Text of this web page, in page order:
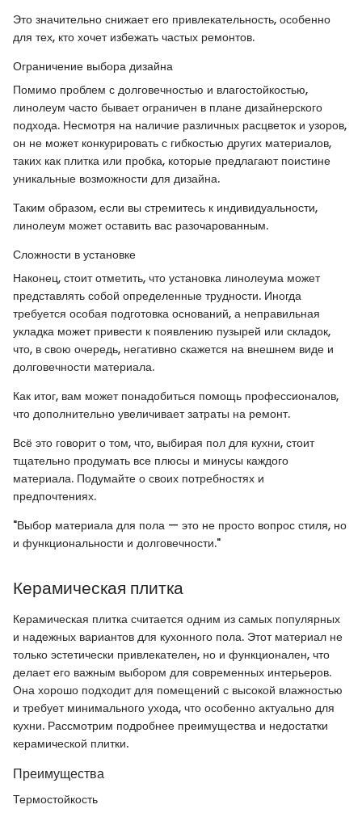
Это значительно снижает его привлекательность, особенно
для тех, кто хочет избежать частых ремонтов.
Ограничение выбора дизайна
Помимо проблем с долговечностью и влагостойкостью,
линолеум часто бывает ограничен в плане дизайнерского
подхода. Несмотря на наличие различных расцветок и узоров,
он не может конкурировать с гибкостью других материалов,
таких как плитка или пробка, которые предлагают поистине
уникальные возможности для дизайна.
Таким образом, если вы стремитесь к индивидуальности,
линолеум может оставить вас разочарованным.
Сложности в установке
Наконец, стоит отметить, что установка линолеума может
представлять собой определенные трудности. Иногда
требуется особая подготовка оснований, а неправильная
укладка может привести к появлению пузырей или складок,
что, в свою очередь, негативно скажется на внешнем виде и
долговечности материала.
Как итог, вам может понадобиться помощь профессионалов,
что дополнительно увеличивает затраты на ремонт.
Всё это говорит о том, что, выбирая пол для кухни, стоит
тщательно продумать все плюсы и минусы каждого
материала. Подумайте о своих потребностях и
предпочтениях.
"Выбор материала для пола — это не просто вопрос стиля, но
и функциональности и долговечности."
Керамическая плитка
Керамическая плитка считается одним из самых популярных
и надежных вариантов для кухонного пола. Этот материал не
только эстетически привлекателен, но и функционален, что
делает его важным выбором для современных интерьеров.
Она хорошо подходит для помещений с высокой влажностью
и требует минимального ухода, что особенно актуально для
кухни. Рассмотрим подробнее преимущества и недостатки
керамической плитки.
Преимущества
Термостойкость